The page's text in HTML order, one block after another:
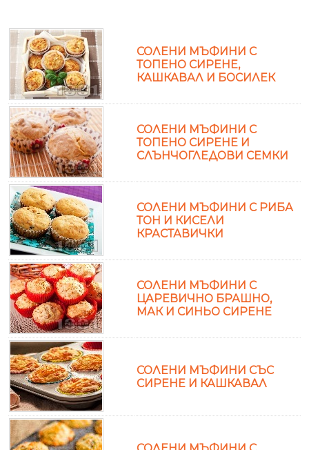
СОЛЕНИ МЪФИНИ С
ТОПЕНО СИРЕНЕ,
КАШКАВАЛ И БОСИЛЕК
СОЛЕНИ МЪФИНИ С
ТОПЕНО СИРЕНЕ И
СЛЪНЧОГЛЕДОВИ СЕМКИ
СОЛЕНИ МЪФИНИ С РИБА
ТОН И КИСЕЛИ
КРАСТАВИЧКИ
СОЛЕНИ МЪФИНИ С
ЦАРЕВИЧНО БРАШНО,
МАК И СИНЬО СИРЕНЕ
СОЛЕНИ МЪФИНИ СЪС
СИРЕНЕ И КАШКАВАЛ